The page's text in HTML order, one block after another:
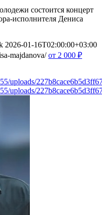
состоится концерт
исполнителя Дениса
2026-01-16T02:00:00+03:00
majdanova/ от 2 000 ₽
uploads/
uploads/